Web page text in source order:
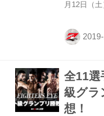
月12日（
はなんと
たぞ！ “カ
大会情報
解説 ≫ 関
EYE／ファ
選手インタ
全11選
級グラ
想！